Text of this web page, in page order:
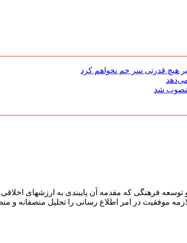
هیچ قدرتی سر خم نخواهم کرد
منصوب شد
فرهنگی که مقدمه آن پایبندی به ارزشهای
موفقیت در امر اطلاع رسانی را تحلیل منصفانه و